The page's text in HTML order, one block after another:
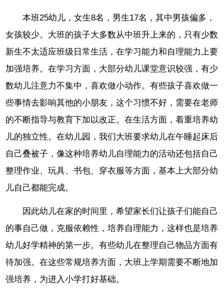
本班25幼儿，女生8名，男生17名，其中男孩偏多，
女孩较少。大班的孩子大多数从中班升上来的，只有少数
新生不太适应班级日常生活，在学习能力和自理能力上要
加强培养。在学习方面，大部分幼儿课堂意识较强，有少
数幼儿注意力不集中，喜欢做小动作。有些孩子喜欢做一
些事情去影响其他的小朋友，这个习惯不好，需要在老师
的不断指导与教育下加以改正。在生活方面，着重培养幼
儿的独立性。在幼儿园，我们大班要求幼儿在午睡起床后
自己叠被子，像这种培养幼儿自理能力的活动还包括自己
整理作业、玩具、书包、穿衣服等方面，基本上大部分幼
儿自己都能完成。
因此幼儿在家的时间里，希望家长们让孩子们能自己
的事自己做，克服依赖性，培养自理能力，这样也是培养
幼儿好学精神的第一步。有些幼儿在整理自己物品方面有
待加强。在这些常规培养方面，大班上学期需要不断地加
强培养，为进入小学打好基础。